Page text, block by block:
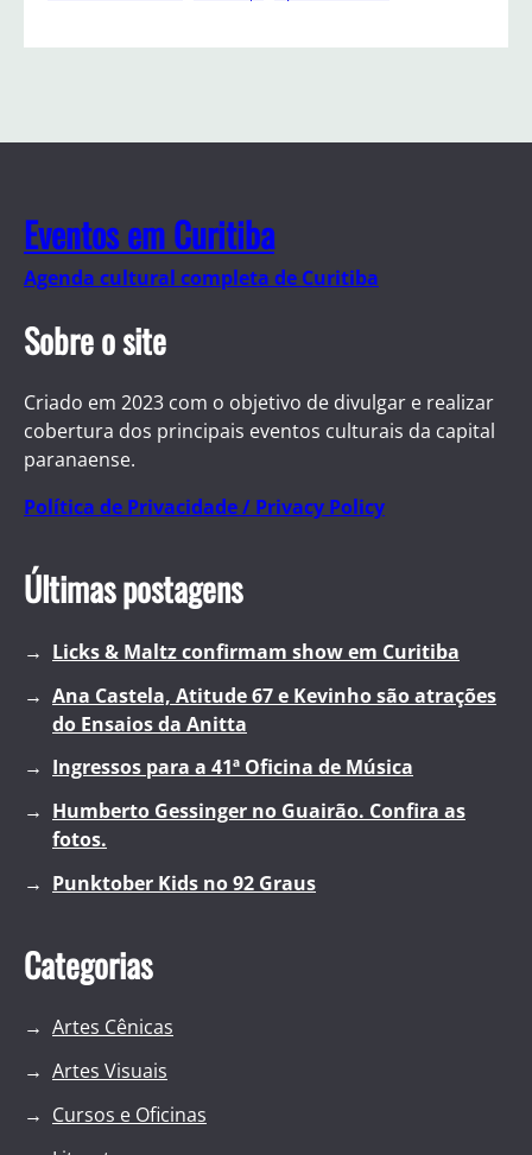
Eventos em Curitiba
Agenda cultural completa de Curitiba
Sobre o site
Criado em 2023 com o objetivo de divulgar e realizar
cobertura dos principais eventos culturais da capital
paranaense.
Política de Privacidade / Privacy Policy
Últimas postagens
Licks & Maltz confirmam show em Curitiba
Ana Castela, Atitude 67 e Kevinho são atrações
do Ensaios da Anitta
Ingressos para a 41ª Oficina de Música
Humberto Gessinger no Guairão. Confira as
fotos.
Punktober Kids no 92 Graus
Categorias
Artes Cênicas
Artes Visuais
Cursos e Oficinas